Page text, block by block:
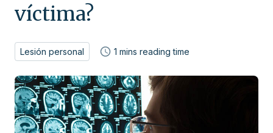
víctima?
Lesión personal 1 mins reading time